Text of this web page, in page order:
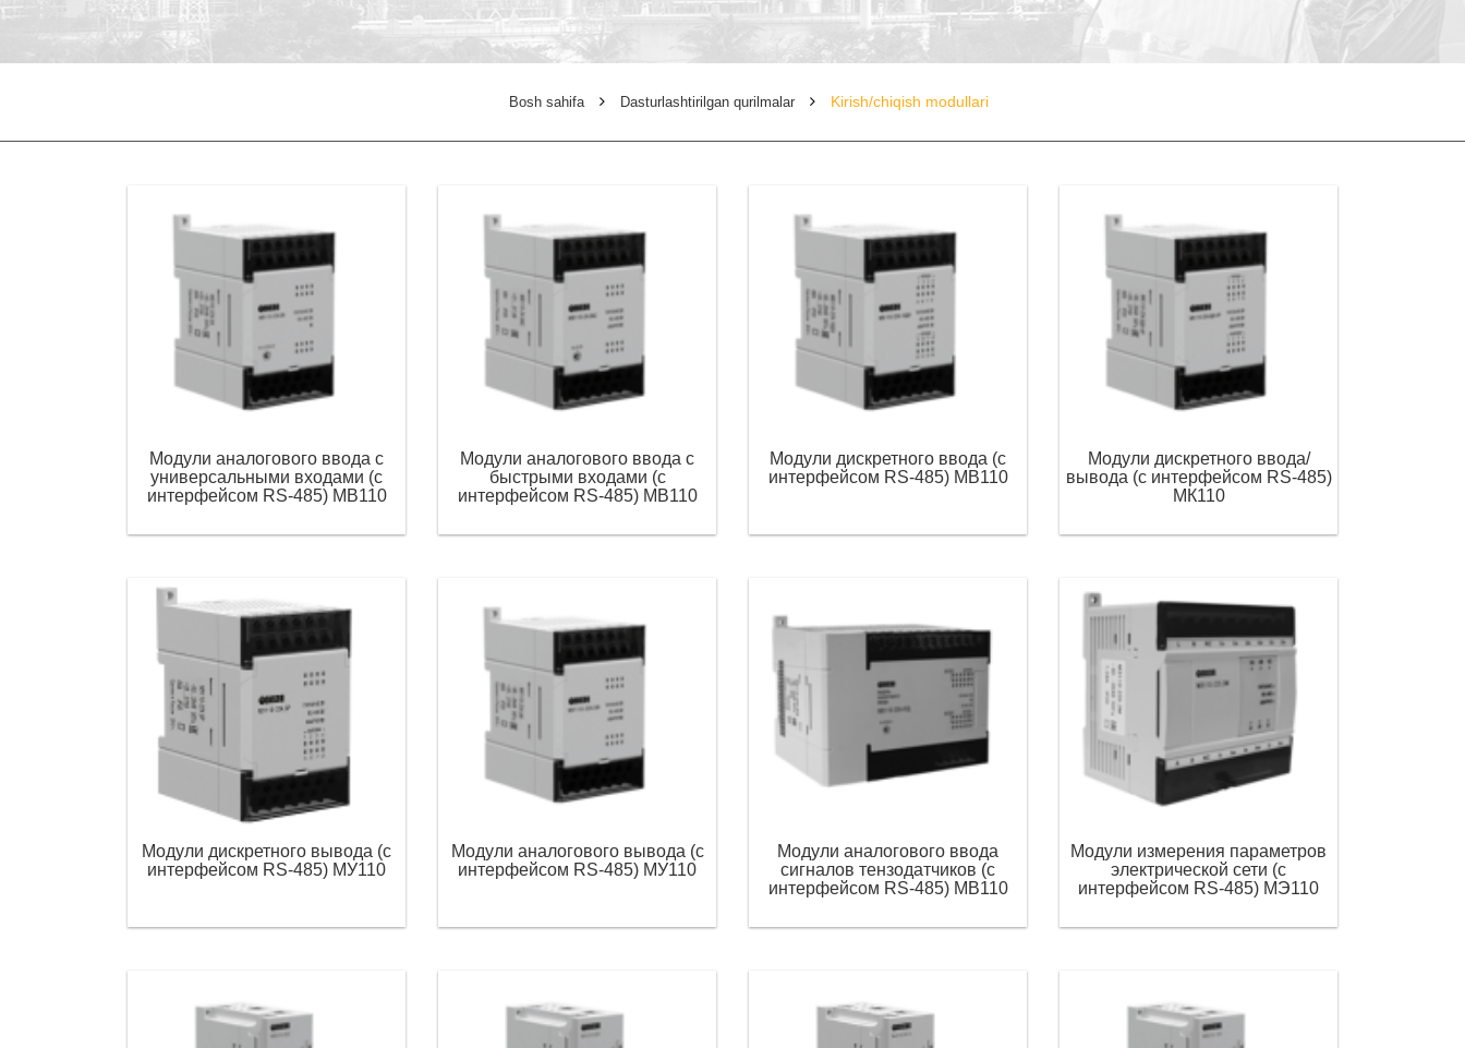
Bosh sahifa Dasturlashtirilgan qurilmalar Kirish/chiqish modullari
Модули аналогового ввода с
универсальными входами (с
интерфейсом RS-485) МВ110
Модули аналогового ввода с
быстрыми входами (с
интерфейсом RS-485) МВ110
Модули дискретного ввода (с
интерфейсом RS-485) МВ110
Модули дискретного ввода/
вывода (с интерфейсом RS-485)
МК110
Модули дискретного вывода (с
интерфейсом RS-485) МУ110
Модули аналогового вывода (с
интерфейсом RS-485) МУ110
Модули аналогового ввода
сигналов тензодатчиков (с
интерфейсом RS-485) МВ110
Модули измерения параметров
электрической сети (с
интерфейсом RS-485) МЭ110